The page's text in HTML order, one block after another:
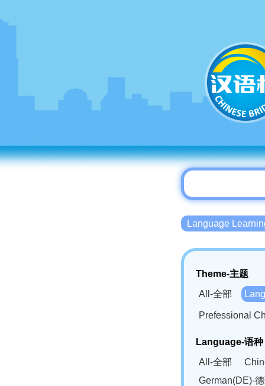
Language
Theme-主题
All-全部
Prefessional
Language-语种
All-全部
German(DE)-